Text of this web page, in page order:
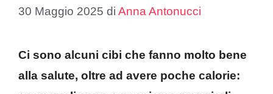
30 Maggio 2025 di Anna Antonucci
Ci sono alcuni cibi che fanno molto bene
alla salute, oltre ad avere poche calorie: